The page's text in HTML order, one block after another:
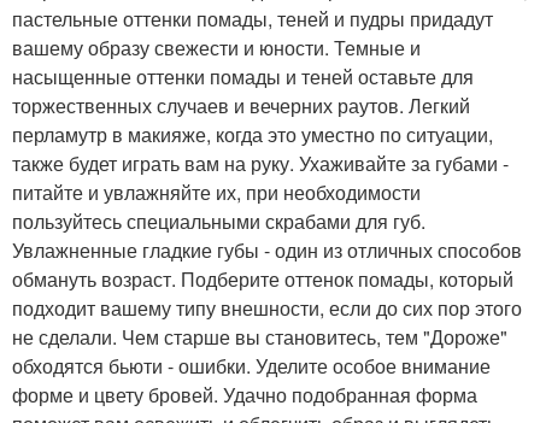
пастельные оттенки помады, теней и пудры придадут
вашему образу свежести и юности. Темные и
насыщенные оттенки помады и теней оставьте для
торжественных случаев и вечерних раутов. Легкий
перламутр в макияже, когда это уместно по ситуации,
также будет играть вам на руку. Ухаживайте за губами -
питайте и увлажняйте их, при необходимости
пользуйтесь специальными скрабами для губ.
Увлажненные гладкие губы - один из отличных способов
обмануть возраст. Подберите оттенок помады, который
подходит вашему типу внешности, если до сих пор этого
не сделали. Чем старше вы становитесь, тем "Дороже"
обходятся бьюти - ошибки. Уделите особое внимание
форме и цвету бровей. Удачно подобранная форма